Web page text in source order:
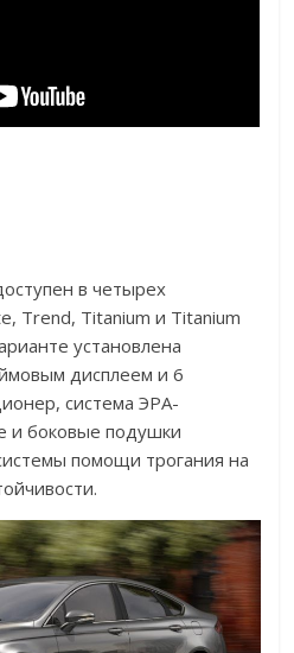
в четырех
Trend, Titanium и Titanium
установлена
дисплеем и 6
система ЭРА-
боковые подушки
помощи трогания на